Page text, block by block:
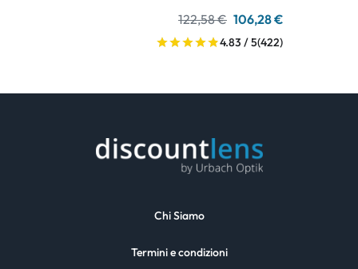
122,58 € 106,28 €
4.83 / 5(422)
Chi Siamo
Termini e condizioni